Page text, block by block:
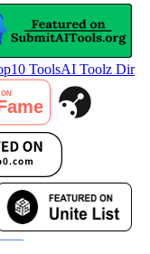
ToolsAI Toolz Dir